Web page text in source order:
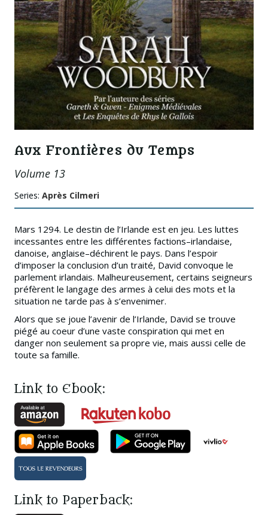
Aux Frontières du Temps
Volume 13
Series: Après Cilmeri
Mars 1294. Le destin de l’Irlande est en jeu. Les luttes
incessantes entre les différentes factions–irlandaise,
danoise, anglaise–déchirent le pays. Dans l’espoir
d’imposer la conclusion d’un traité, David convoque le
parlement irlandais. Malheureusement, certains seigneurs
préfèrent le langage des armes à celui des mots et la
situation ne tarde pas à s’envenimer.
Alors que se joue l’avenir de l’Irlande, David se trouve
piégé au coeur d’une vaste conspiration qui met en
danger non seulement sa propre vie, mais aussi celle de
toute sa famille.
Link to Ebook:
Link to Paperback: